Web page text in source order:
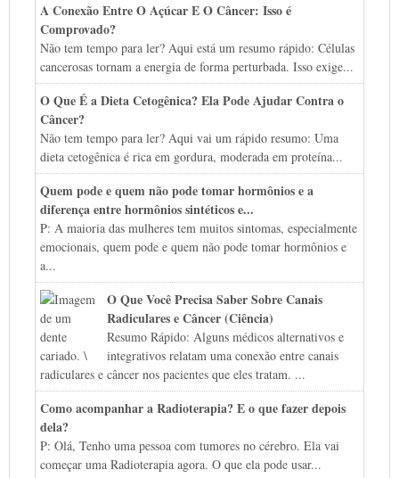
A Conexão Entre O Açúcar E O Câncer: Isso é
Comprovado?
Não tem tempo para ler? Aqui está um resumo rápido: Células
cancerosas tornam a energia de forma perturbada. Isso exige...
O Que É a Dieta Cetogênica? Ela Pode Ajudar Contra o
Câncer?
Não tem tempo para ler? Aqui vai um rápido resumo: Uma
dieta cetogênica é rica em gordura, moderada em proteína...
Quem pode e quem não pode tomar hormônios e a
diferença entre hormônios sintéticos e...
P: A maioria das mulheres tem muitos sintomas, especialmente
emocionais, quem pode e quem não pode tomar hormônios e
a...
O Que Você Precisa Saber Sobre Canais
Radiculares e Câncer (Ciência)
Resumo Rápido: Alguns médicos alternativos e
integrativos relatam uma conexão entre canais
radiculares e câncer nos pacientes que eles tratam. ...
Como acompanhar a Radioterapia? E o que fazer depois
dela?
P: Olá, Tenho uma pessoa com tumores no cérebro. Ela vai
começar uma Radioterapia agora. O que ela pode usar...